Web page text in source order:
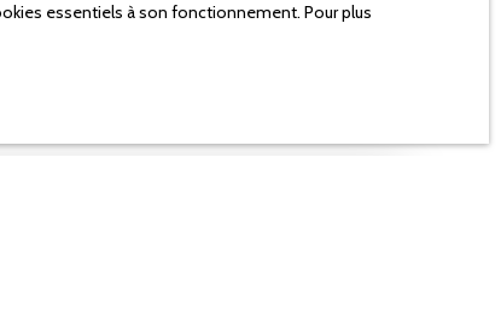
essentiels à son fonctionnement. Pour plus